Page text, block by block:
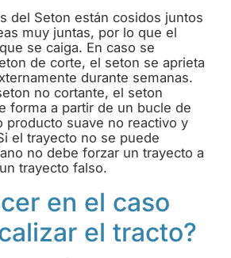
del Seton están cosidos juntos
muy juntas, por lo que el
se caiga. En caso se
de corte, el seton se aprieta
durante semanas.
no cortante, el seton
forma a partir de un bucle de
producto suave no reactivo y
el trayecto no se puede
no debe forzar un trayecto a
trayecto falso.
en el caso
el tracto?